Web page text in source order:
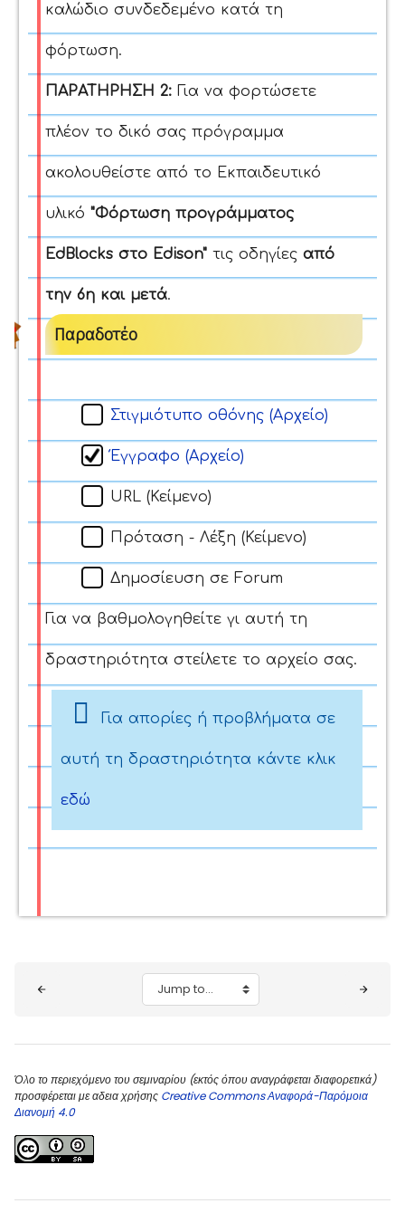
καλώδιο συνδεδεμένο κατά τη
φόρτωση.
ΠΑΡΑΤΗΡΗΣΗ 2: Για να φορτώσετε
πλέον το δικό σας πρόγραμμα
ακολουθείστε από το Εκπαιδευτικό
υλικό "Φόρτωση προγράμματος
EdBlocks στο Edison" τις οδηγίες από
την 6η και μετά.
Παραδοτέο
Στιγμιότυπο οθόνης (Αρχείο)
Έγγραφο (Αρχείο)
URL (Κείμενο)
Πρόταση - Λέξη (Κείμενο)
Δημοσίευση σε Forum
Για να βαθμολογηθείτε γι αυτή τη
δραστηριότητα στείλετε το αρχείο σας.
Για απορίες ή προβλήματα σε
αυτή τη δραστηριότητα κάντε κλικ
εδώ
Jump to...
Όλο το περιεχόμενο του σεμιναρίου (εκτός όπου αναγράφεται διαφορετικά)
προσφέρεται με αδεια χρήσης Creative Commons Αναφορά-Παρόμοια
Διανομή 4.0